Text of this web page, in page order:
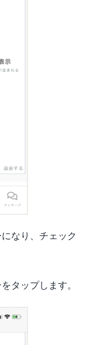
なり、チェック
タップします。